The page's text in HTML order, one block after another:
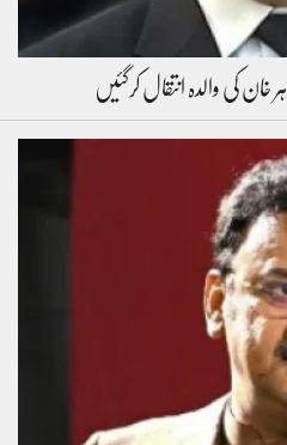
خان کی والدہ انتقال کرگئیں